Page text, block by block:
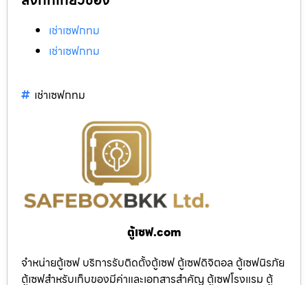
เช่าเซฟกทม
เช่าเซฟกทม
เช่าเซฟกทม
ตู้เซฟ.com
จำหน่ายตู้เซฟ บริการรับติดตั้งตู้เซฟ ตู้เซฟดิจิตอล ตู้เซฟนิรภัย
ตู้เซฟสำหรับเก็บของมีค่าและเอกสารสำคัญ ตู้เซฟโรงแรม ตู้